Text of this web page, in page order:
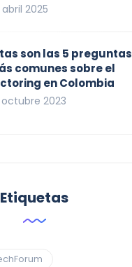
2025
son las 5 preguntas
comunes sobre el
en Colombia
octubre 2023
Etiquetas